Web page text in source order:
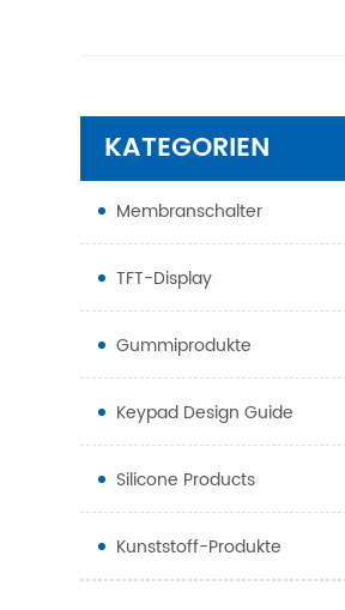
KATEGORIEN
Membranschalter
TFT-Display
Gummiprodukte
Keypad Design Guide
Silicone Products
Kunststoff-Produkte